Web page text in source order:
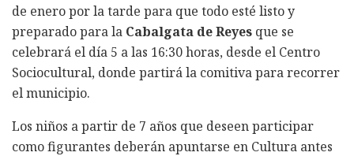
de enero por la tarde para que todo esté listo y
preparado para la Cabalgata de Reyes que se
celebrará el día 5 a las 16:30 horas, desde el Centro
Sociocultural, donde partirá la comitiva para recorrer
el municipio.
Los niños a partir de 7 años que deseen participar
como figurantes deberán apuntarse en Cultura antes